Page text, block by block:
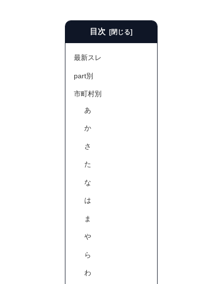
目次
最新スレ
part別
市町村別
あ
か
さ
た
な
は
ま
や
ら
わ